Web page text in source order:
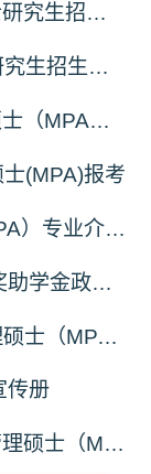
南京中医药大学2027年全国硕士研究生招生考试初试自命题科目考试内容及参考书目
安徽工程大学人文学院2027年研究生招生简章
重庆理工大学2027年公共管理硕士（MPA）专业学位研究生（双证）报考
(MPA)报考
南京医科大学公共管理硕士（MPA）专业介绍（2027年）
2027年上海理工大学MPA项目奖助学金政策发布
同济大学2027非全日制公共管理硕士（MPA）奖学金方案
传册
中国科学技术大学2027年公共管理硕士（MPA）专业学位研究生招生通知